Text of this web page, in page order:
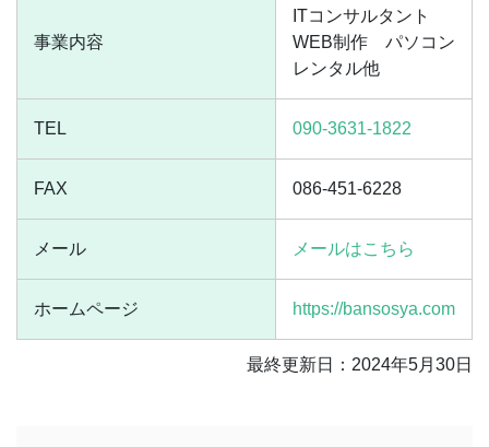
事業内容
ITコンサルタント
WEB制作 パソコン
レンタル他
TEL 090-3631-1822
FAX 086-451-6228
メール メールはこちら
ホームページ https://bansosya.com
最終更新日：2024年5月30日